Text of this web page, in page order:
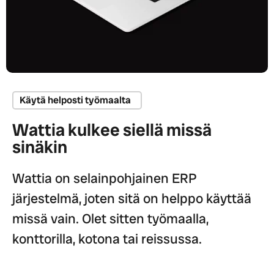
Käytä helposti työmaalta
Wattia kulkee siellä missä
sinäkin
Wattia on selainpohjainen ERP
järjestelmä, joten sitä on helppo käyttää
missä vain. Olet sitten työmaalla,
konttorilla, kotona tai reissussa.